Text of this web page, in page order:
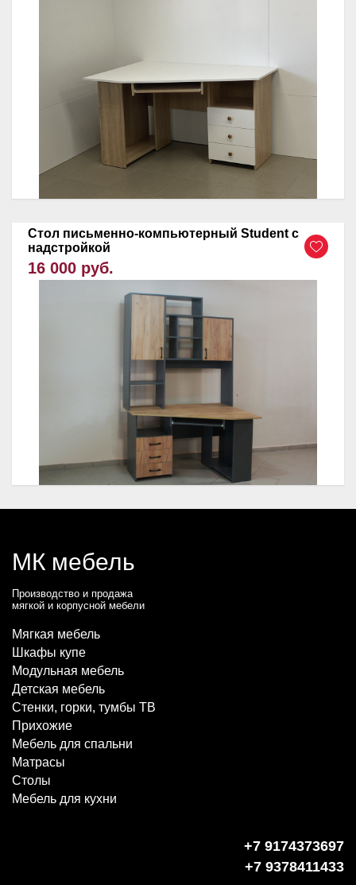
Стол письменно-компьютерный Student с
надстройкой
16 000 руб.
МК мебель
Производство и продажа
мягкой и корпусной мебели
Мягкая мебель
Шкафы купе
Модульная мебель
Детская мебель
Стенки, горки, тумбы ТВ
Прихожие
Мебель для спальни
Матрасы
Столы
Мебель для кухни
+7 9174373697
+7 9378411433